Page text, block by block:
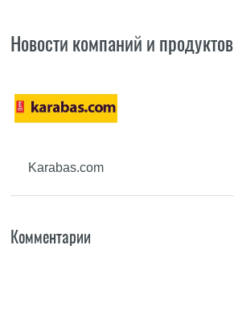
Новости компаний и продуктов
Karabas.com
Комментарии